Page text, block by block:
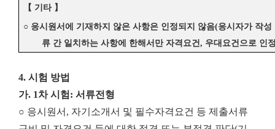
【 기타 】
○ 응시원서에 기재하지 않은 사항은 인정되지 않음(응시자가 작성
류 간 일치하는 사항에 한해서만 자격요건 , 우대요건으로 인
4. 시험 방법
가. 1차 시험: 서류전형
○ 응시원서, 자기소개서 및 필수자격요건 등 제출서류